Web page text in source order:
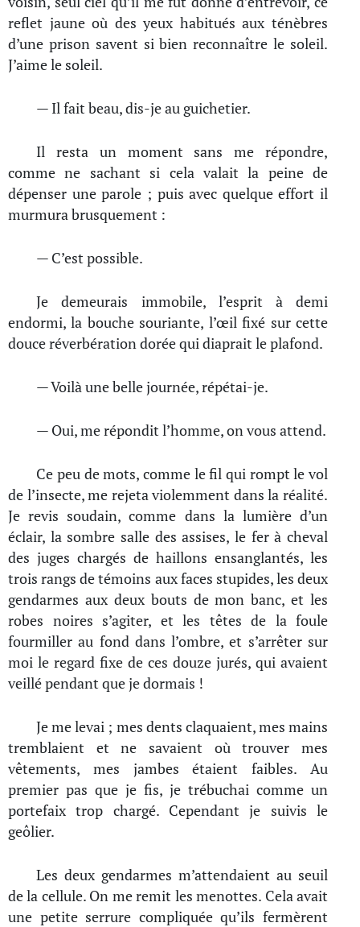
reflet jaune où des yeux habitués aux ténèbres
d’une prison savent si bien reconnaître le soleil.
J’aime le soleil.
— Il fait beau, dis-je au guichetier.
Il resta un moment sans me répondre,
comme ne sachant si cela valait la peine de
dépenser une parole ; puis avec quelque effort il
murmura brusquement :
— C’est possible.
Je demeurais immobile, l’esprit à demi
endormi, la bouche souriante, l’œil fixé sur cette
douce réverbération dorée qui diaprait le plafond.
— Voilà une belle journée, répétai-je.
— Oui, me répondit l’homme, on vous attend.
Ce peu de mots, comme le fil qui rompt le vol
de l’insecte, me rejeta violemment dans la réalité.
Je revis soudain, comme dans la lumière d’un
éclair, la sombre salle des assises, le fer à cheval
des juges chargés de haillons ensanglantés, les
trois rangs de témoins aux faces stupides, les deux
gendarmes aux deux bouts de mon banc, et les
robes noires s’agiter, et les têtes de la foule
fourmiller au fond dans l’ombre, et s’arrêter sur
moi le regard fixe de ces douze jurés, qui avaient
veillé pendant que je dormais !
Je me levai ; mes dents claquaient, mes mains
tremblaient et ne savaient où trouver mes
vêtements, mes jambes étaient faibles. Au
premier pas que je fis, je trébuchai comme un
portefaix trop chargé. Cependant je suivis le
geôlier.
Les deux gendarmes m’attendaient au seuil
de la cellule. On me remit les menottes. Cela avait
une petite serrure compliquée qu’ils fermèrent